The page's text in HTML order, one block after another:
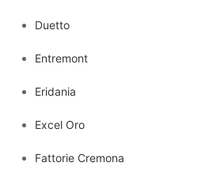
Duetto
Entremont
Eridania
Excel Oro
Fattorie Cremona